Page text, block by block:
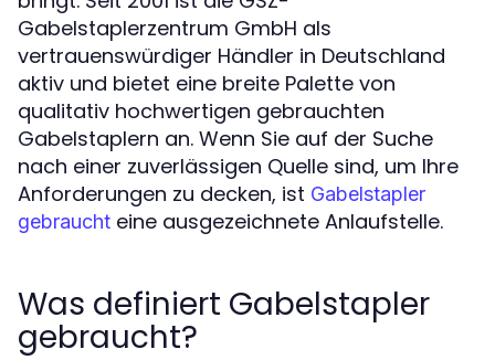
Gabelstaplerzentrum GmbH als
vertrauenswürdiger Händler in Deutschland
aktiv und bietet eine breite Palette von
qualitativ hochwertigen gebrauchten
Gabelstaplern an. Wenn Sie auf der Suche
nach einer zuverlässigen Quelle sind, um Ihre
Anforderungen zu decken, ist Gabelstapler
gebraucht eine ausgezeichnete Anlaufstelle.
Was definiert Gabelstapler
gebraucht?